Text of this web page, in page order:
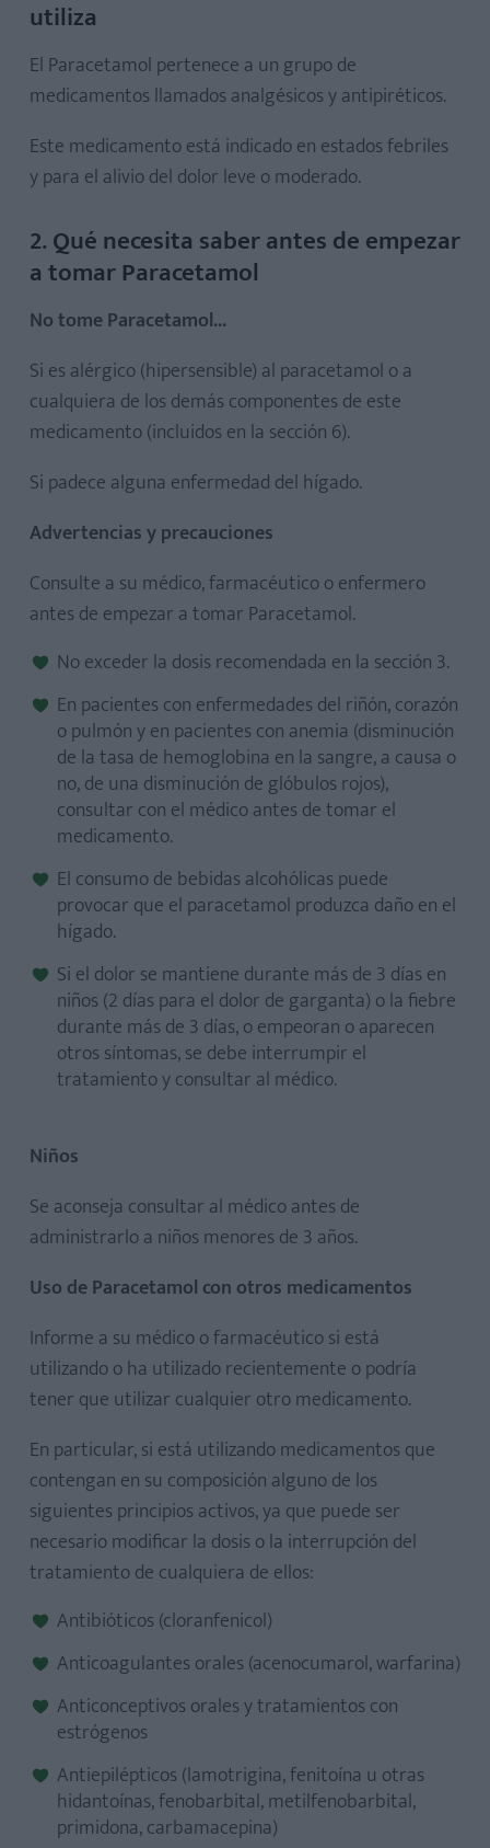
utiliza
El Paracetamol pertenece a un grupo de
medicamentos llamados analgésicos y antipiréticos.
Este medicamento está indicado en estados febriles
y para el alivio del dolor leve o moderado.
2. Qué necesita saber antes de empezar
a tomar Paracetamol
No tome Paracetamol...
Si es alérgico (hipersensible) al paracetamol o a
cualquiera de los demás componentes de este
medicamento (incluidos en la sección 6).
Si padece alguna enfermedad del hígado.
Advertencias y precauciones
Consulte a su médico, farmacéutico o enfermero
antes de empezar a tomar Paracetamol.
No exceder la dosis recomendada en la sección 3.
En pacientes con enfermedades del riñón, corazón
o pulmón y en pacientes con anemia (disminución
de la tasa de hemoglobina en la sangre, a causa o
no, de una disminución de glóbulos rojos),
consultar con el médico antes de tomar el
medicamento.
El consumo de bebidas alcohólicas puede
provocar que el paracetamol produzca daño en el
hígado.
Si el dolor se mantiene durante más de 3 días en
niños (2 días para el dolor de garganta) o la fiebre
durante más de 3 días, o empeoran o aparecen
otros síntomas, se debe interrumpir el
tratamiento y consultar al médico.
Niños
Se aconseja consultar al médico antes de
administrarlo a niños menores de 3 años.
Uso de Paracetamol con otros medicamentos
Informe a su médico o farmacéutico si está
utilizando o ha utilizado recientemente o podría
tener que utilizar cualquier otro medicamento.
En particular, si está utilizando medicamentos que
contengan en su composición alguno de los
siguientes principios activos, ya que puede ser
necesario modificar la dosis o la interrupción del
tratamiento de cualquiera de ellos:
Antibióticos (cloranfenicol)
Anticoagulantes orales (acenocumarol, warfarina)
Anticonceptivos orales y tratamientos con
estrógenos
Antiepilépticos (lamotrigina, fenitoína u otras
hidantoínas, fenobarbital, metilfenobarbital,
primidona, carbamacepina)